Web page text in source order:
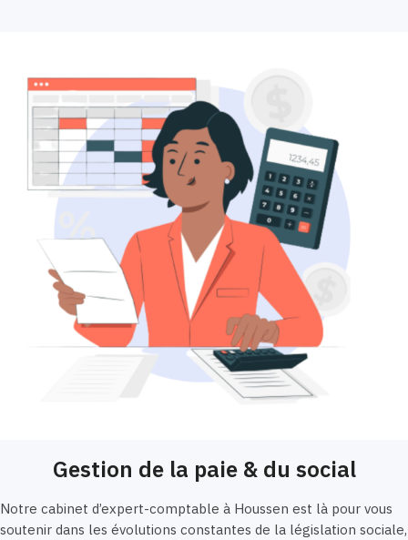
Gestion de la paie & du social
Notre cabinet d’expert-comptable à Houssen est là pour vous
soutenir dans les évolutions constantes de la législation sociale,